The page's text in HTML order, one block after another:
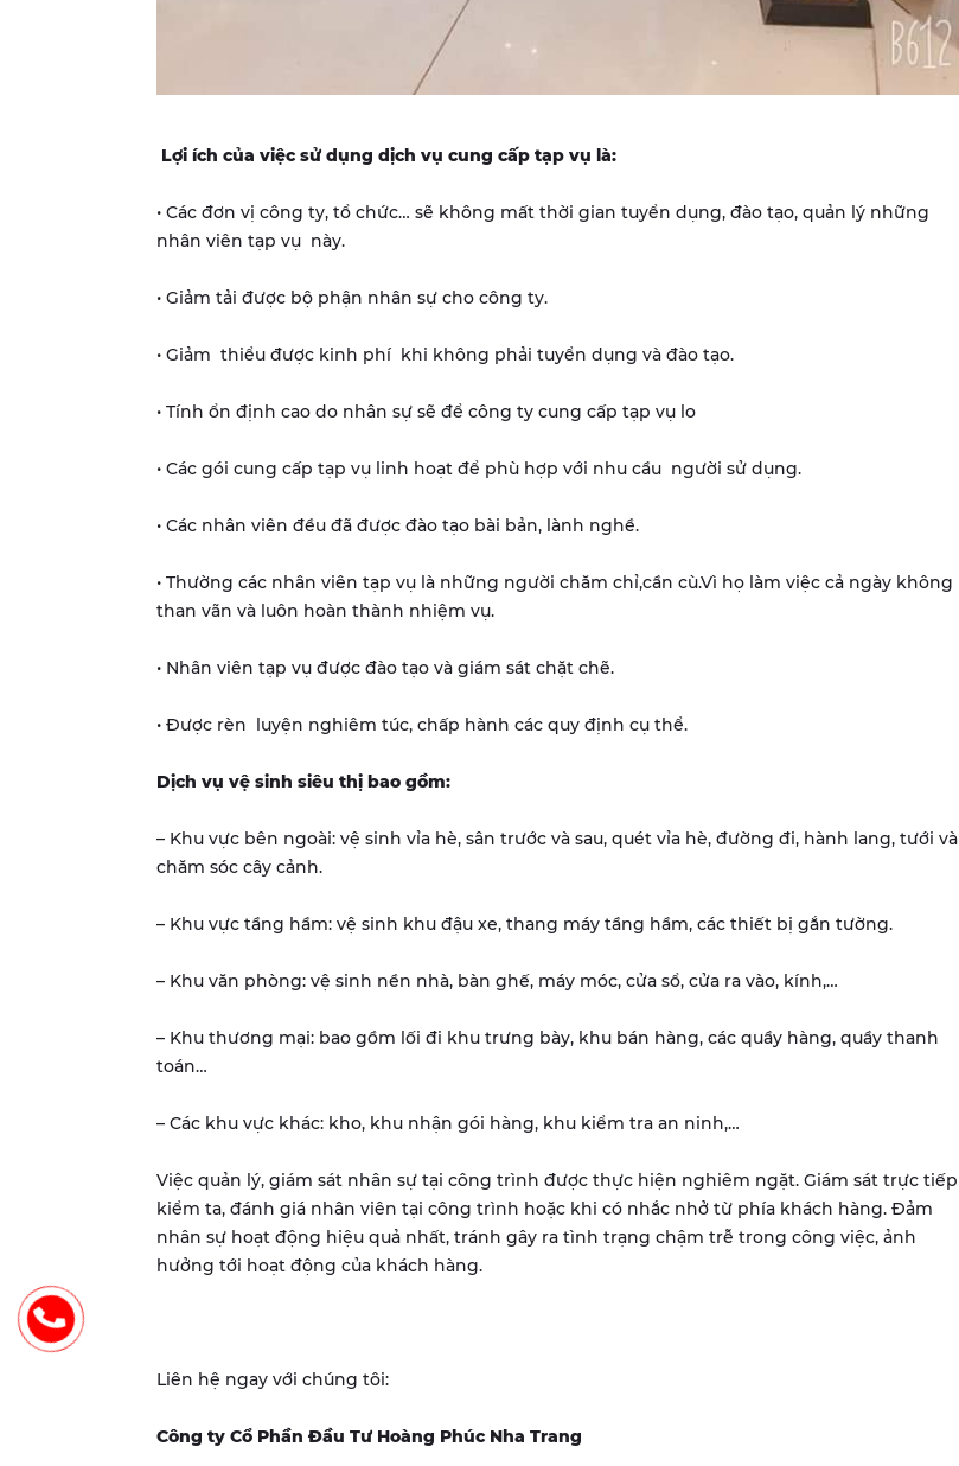
Lợi ích của việc sử dụng dịch vụ cung cấp tạp vụ là:
• Các đơn vị công ty, tổ chức… sẽ không mất thời gian tuyển dụng, đào tạo, quản lý những
nhân viên tạp vụ này.
• Giảm tải được bộ phận nhân sự cho công ty.
• Giảm thiểu được kinh phí khi không phải tuyển dụng và đào tạo.
• Tính ổn định cao do nhân sự sẽ để công ty cung cấp tạp vụ lo
• Các gói cung cấp tạp vụ linh hoạt để phù hợp với nhu cầu người sử dụng.
• Các nhân viên đều đã được đào tạo bài bản, lành nghề.
• Thường các nhân viên tạp vụ là những người chăm chỉ,cần cù.Vì họ làm việc cả ngày không
than vãn và luôn hoàn thành nhiệm vụ.
• Nhân viên tạp vụ được đào tạo và giám sát chặt chẽ.
• Được rèn luyện nghiêm túc, chấp hành các quy định cụ thể.
Dịch vụ vệ sinh siêu thị bao gồm:
– Khu vực bên ngoài: vệ sinh vỉa hè, sân trước và sau, quét vỉa hè, đường đi, hành lang, tưới và
chăm sóc cây cảnh.
– Khu vực tầng hầm: vệ sinh khu đậu xe, thang máy tầng hầm, các thiết bị gắn tường.
– Khu văn phòng: vệ sinh nền nhà, bàn ghế, máy móc, cửa sổ, cửa ra vào, kính,…
– Khu thương mại: bao gồm lối đi khu trưng bày, khu bán hàng, các quầy hàng, quầy thanh
toán…
– Các khu vực khác: kho, khu nhận gói hàng, khu kiểm tra an ninh,…
Việc quản lý, giám sát nhân sự tại công trình được thực hiện nghiêm ngặt. Giám sát trực tiếp
kiểm ta, đánh giá nhân viên tại công trình hoặc khi có nhắc nhở từ phía khách hàng. Đảm
nhân sự hoạt động hiệu quả nhất, tránh gây ra tình trạng chậm trễ trong công việc, ảnh
hưởng tới hoạt động của khách hàng.
Liên hệ ngay với chúng tôi:
Công ty Cổ Phần Đầu Tư Hoàng Phúc Nha Trang